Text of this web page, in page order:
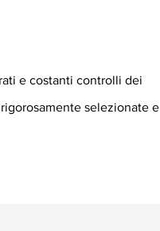
e costanti controlli dei
selezionate e